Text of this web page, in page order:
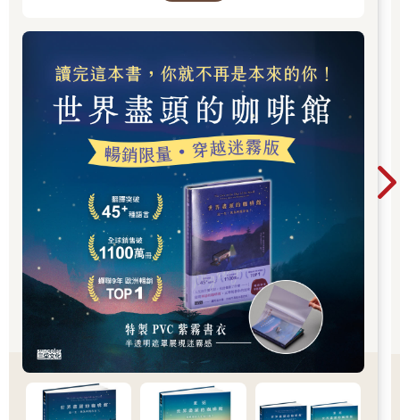
套上的一個「空殼」。追究原因是他們離不起婚，從心理到經濟
這種關係的具體表現就是雙方靠著攻擊彼此來確認自己的存在，
但實際上早就是「誰也離不開誰」的窘境了。
而如今，父母親兩人皆已年老，自然更不可能離婚了。
小時候，我的願望是雙親和睦共處，家境貧寒還都沒關係。之
後，我發現這個願望太過奢侈，我漸漸將它調整為「希望父母離
婚」。這是一個隱秘的、無法宣之於口的願望，因為這可能會擊
潰我父母這麼多年自我感動式的付出。
是啊，很多父母聲稱「為了孩子不能離婚」，但其實是為了彰顯
自己「偉大、高尚、為孩子做出了犧牲」的私心，其實根本就是
因為自己不敢離婚才找兒女做擋箭牌。這種把孩子當作彰顯自己
道德、掩飾自己懦弱的工具的行為，我不忍心戳穿。
不過幸好，我沒有走上父母的老路，一旦發現跟前夫無法繼續走
下去，我立馬當機立斷地離婚。不再踏上父母走過的錯路，徹底
阻斷家庭悲劇的輪迴。